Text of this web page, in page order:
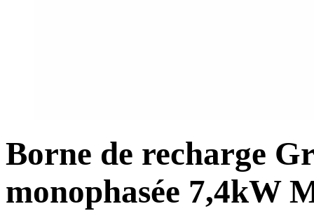
Borne de recharge
monophasée 7,4kW